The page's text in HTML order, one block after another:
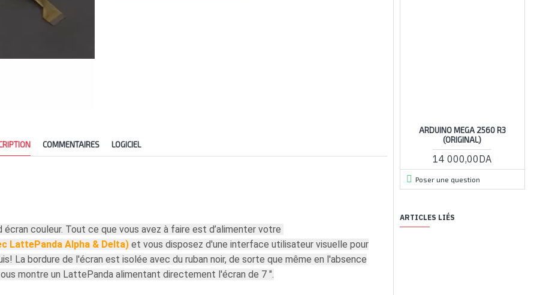
COMMENTAIRES LOGICIEL
couleur. Tout ce que vous avez à faire est d’alimenter votre
LattePanda Alpha & Delta) et vous disposez d'une interface utilisateur visuelle pour
La bordure de l'écran est isolée avec du ruban noir, de sorte que même en l'absence
montre un LattePanda alimentant directement l'écran de 7 ".
ARDUINO MEGA 2560 R3
(ORIGINAL)
14 000,00DA
Poser une question
ARTICLES LIÉS